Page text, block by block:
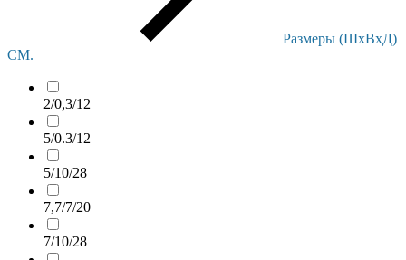
Размеры (ШxВxД)
СМ.
2/0,3/12
5/0.3/12
5/10/28
7,7/7/20
7/10/28